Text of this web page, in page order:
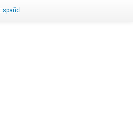
Español